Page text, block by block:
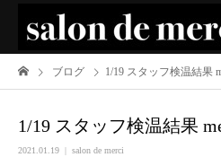
ブログ 1/19 スタッフ検温結果
1/19 スタッフ検温結果
2021.01.19 salon de merci